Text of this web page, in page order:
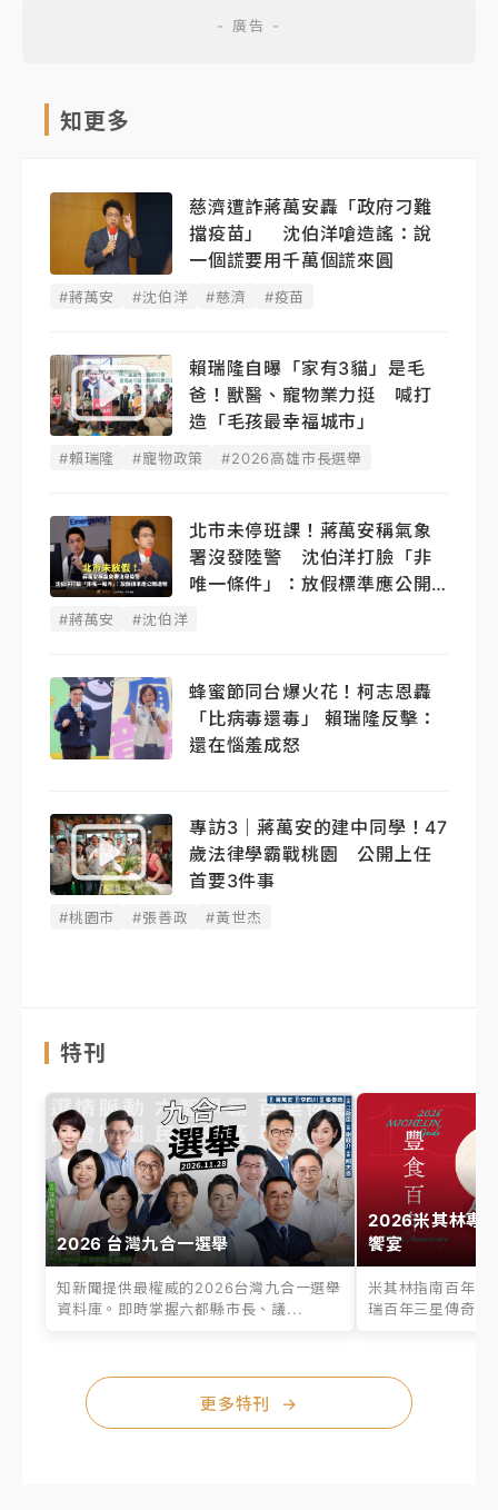
知更多
慈濟遭詐蔣萬安轟「政府刁難
擋疫苗」 沈伯洋嗆造謠：說
一個謊要用千萬個謊來圓
#蔣萬安 #沈伯洋 #慈濟 #疫苗
賴瑞隆自曝「家有3貓」是毛
爸！獸醫、寵物業力挺 喊打
造「毛孩最幸福城市」
#賴瑞隆 #寵物政策 #2026高雄市長選舉
北市未停班課！蔣萬安稱氣象
署沒發陸警 沈伯洋打臉「非
唯一條件」：放假標準應公開
#蔣萬安 #沈伯洋
蜂蜜節同台爆火花！柯志恩轟
「比病毒還毒」 賴瑞隆反擊：
還在惱羞成怒
專訪3｜蔣萬安的建中同學！47
歲法律學霸戰桃園 公開上任
首要3件事
#桃園市 #張善政 #黃世杰
特刊
2026 台灣九合一選舉
知新聞提供最權威的2026台灣九合一選舉
資料庫。即時掌握六都縣市長、議...
2026米其林專
饗宴
米其林指南百年之
瑞百年三星傳奇、
更多特刊 →